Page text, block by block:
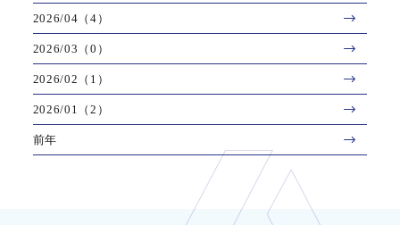
2026/04（4）
2026/03（0）
2026/02（1）
2026/01（2）
前年